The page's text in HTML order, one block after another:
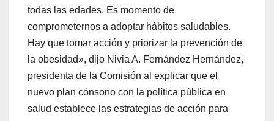
todas las edades. Es momento de
comprometernos a adoptar hábitos saludables.
Hay que tomar acción y priorizar la prevención de
la obesidad», dijo Nivia A. Fernández Hernández,
presidenta de la Comisión al explicar que el
nuevo plan cónsono con la política pública en
salud establece las estrategias de acción para